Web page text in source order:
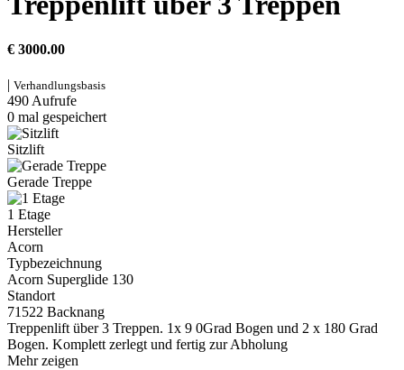
€ 3000.00
| Verhandlungsbasis
490 Aufrufe
0 mal gespeichert
Sitzlift
Gerade Treppe
1 Etage
Hersteller
Acorn
Typbezeichnung
Acorn Superglide 130
Standort
71522 Backnang
Treppenlift über 3 Treppen. 1x 9 0Grad Bogen und 2 x 180 Grad
Bogen. Komplett zerlegt und fertig zur Abholung
Mehr zeigen